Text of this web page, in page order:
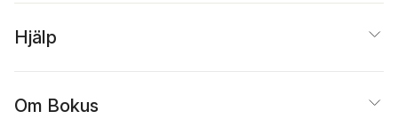
Hjälp
Om Bokus